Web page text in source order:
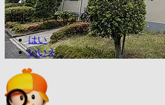
質問に答えて査定依頼スタート
はい
いいえ